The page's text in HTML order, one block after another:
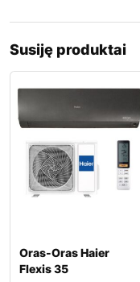
Susiję produktai
Oras-Oras Haier
Flexis 35